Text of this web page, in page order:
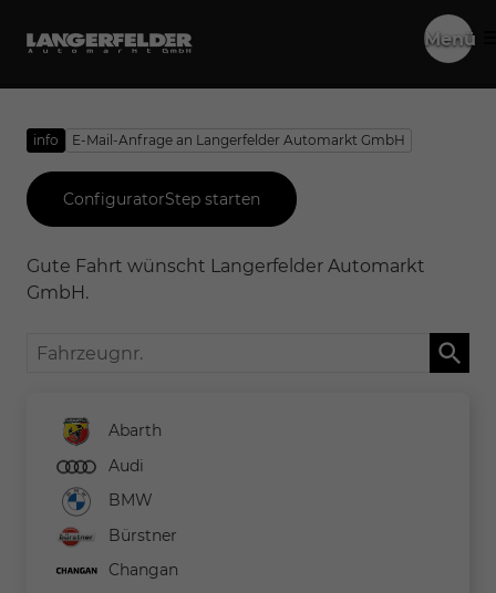
Menü
info E-Mail-Anfrage an Langerfelder Automarkt GmbH
ConfiguratorStep starten
Gute Fahrt wünscht Langerfelder Automarkt
GmbH.
Fahrzeugnr.
Abarth
Audi
BMW
Bürstner
Changan